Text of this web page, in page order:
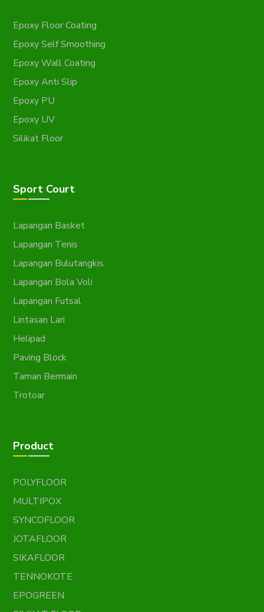
Epoxy Floor Coating
Epoxy Self Smoothing
Epoxy Wall Coating
Epoxy Anti Slip
Epoxy PU
Epoxy UV
Silikat Floor
Sport Court
Lapangan Basket
Lapangan Tenis
Lapangan Bulutangkis
Lapangan Bola Voli
Lapangan Futsal
Lintasan Lari
Helipad
Paving Block
Taman Bermain
Trotoar
Product
POLYFLOOR
MULTIPOX
SYNCOFLOOR
JOTAFLOOR
SIKAFLOOR
TENNOKOTE
EPOGREEN